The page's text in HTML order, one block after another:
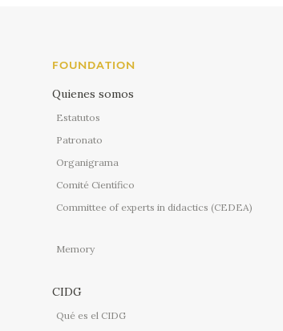
FOUNDATION
Quienes somos
Estatutos
Patronato
Organigrama
Comité Científico
Committee of experts in didactics (CEDEA)
Memory
CIDG
Qué es el CIDG